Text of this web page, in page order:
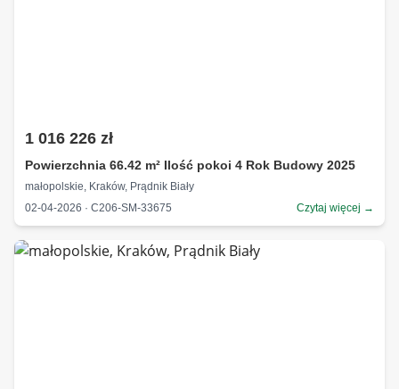
1 016 226 zł
Powierzchnia 66.42 m² Ilość pokoi 4 Rok Budowy 2025
małopolskie, Kraków, Prądnik Biały
02-04-2026 · C206-SM-33675
Czytaj więcej →